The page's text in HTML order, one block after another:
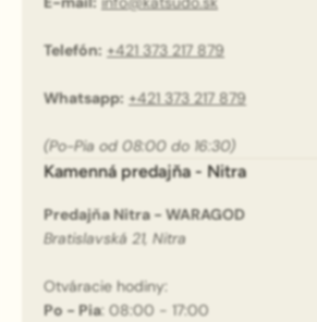
Telefón: +421 373 217 879
Whatsapp: +421 373 217 879
(Po-Pia od 08:00 do 16:30)
Kamenná predajňa - Nitra
Predajňa Nitra - WARAGOD
Bratislavská 21, Nitra
Otváracie hodiny:
Po - Pia: 08:00 - 17:00